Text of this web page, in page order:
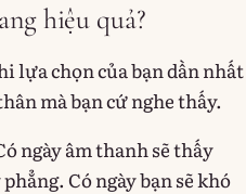
hiệu quả?
lựa chọn của bạn dần nhất
mà bạn cứ nghe thấy.
ngày âm thanh sẽ thấy
Có ngày bạn sẽ khó